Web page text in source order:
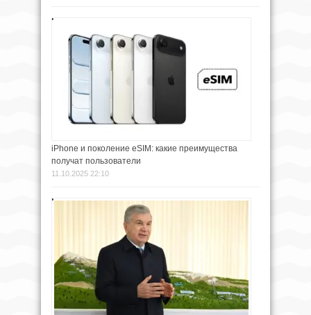
iPhone и поколение eSIM: какие преимущества
получат пользователи
11.10.2025 22:10